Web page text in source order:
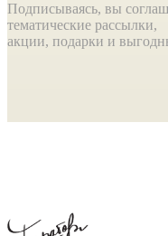
Подписываясь, вы
тематические рассылки,
акции, подарки и